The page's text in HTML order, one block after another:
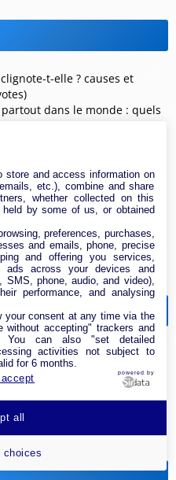
t-elle ? causes et
dans le monde : quels
de temps de
professionnelles (4/5
avantages et inconvénients à
choisir pour une
n’est pas nécessaire de
raisons de souscrire la box
pas chère : cette box
- edcom.fr
store and access information on
etc.), combine and share
whether collected on this
by some of us, or obtained
preferences, purchases,
and emails, phone, precise
and offering you services,
ads across your devices and
phone, audio, and video),
performance, and analysing
your consent at any time via the
without accepting" trackers and
You can also "set detailed
activities not subject to
for 6 months.
powered by
choices
all